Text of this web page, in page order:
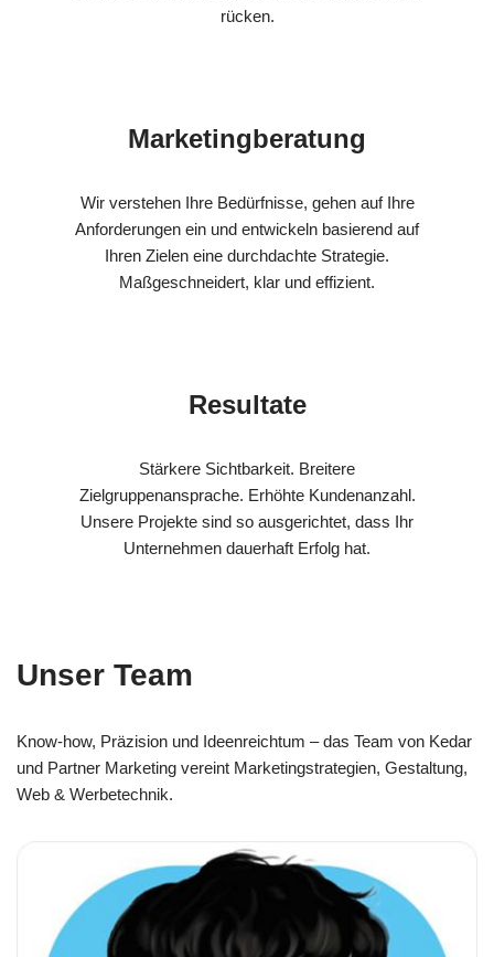
rücken.
Marketingberatung
Wir verstehen Ihre Bedürfnisse, gehen auf Ihre
Anforderungen ein und entwickeln basierend auf
Ihren Zielen eine durchdachte Strategie.
Maßgeschneidert, klar und effizient.
Resultate
Stärkere Sichtbarkeit. Breitere
Zielgruppenansprache. Erhöhte Kundenanzahl.
Unsere Projekte sind so ausgerichtet, dass Ihr
Unternehmen dauerhaft Erfolg hat.
Unser Team
Know-how, Präzision und Ideenreichtum – das Team von Kedar
und Partner Marketing vereint Marketingstrategien, Gestaltung,
Web & Werbetechnik.